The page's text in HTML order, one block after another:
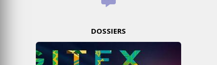
DOSSIERS